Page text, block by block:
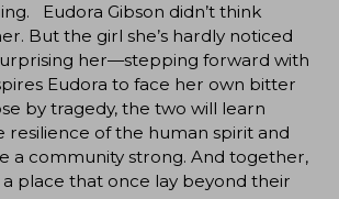
Eudora Gibson didn’t think
But the girl she’s hardly noticed
her—stepping forward with
Eudora to face her own bitter
by tragedy, the two will learn
resilience of the human spirit and
a community strong. And together,
place that once lay beyond their